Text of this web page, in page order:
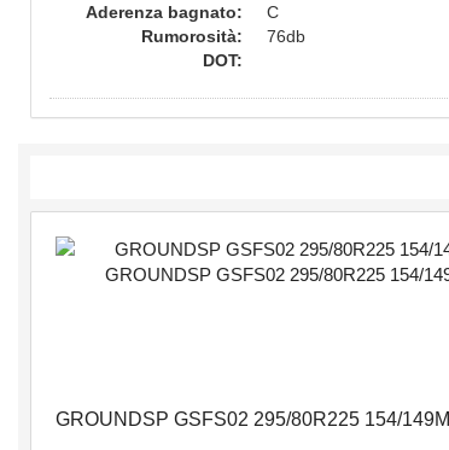
Aderenza bagnato:
C
Rumorosità:
76db
DOT:
GROUNDSP GSFS02 295/80R225 154/149M